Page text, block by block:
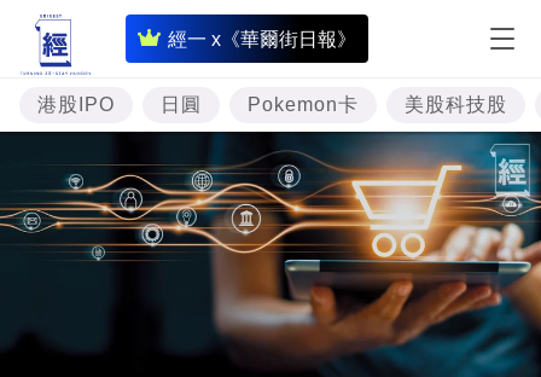
經一 x《華爾街日報》
即
時
財
經
專
題
投
港股IPO 日圓 Pokemon卡 美股科技股